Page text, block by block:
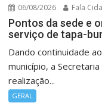
06/08/2026 Fala
Pontos da sede e
serviço de tapa-
Dando continuidade
município, a
realização...
GERAL